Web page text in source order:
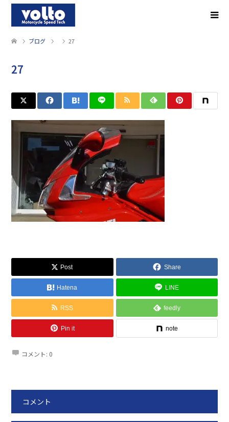
ブログ 27
27
Post Share
Hatena LINE
RSS feedly
Pin it note
コメント: 0
コメント